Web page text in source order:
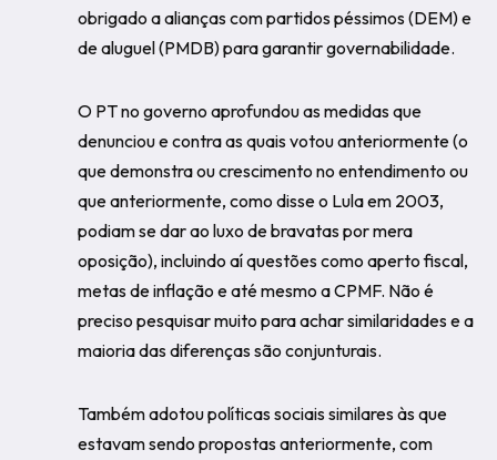
obrigado a alianças com partidos péssimos (DEM) e
de aluguel (PMDB) para garantir governabilidade.
O PT no governo aprofundou as medidas que
denunciou e contra as quais votou anteriormente (o
que demonstra ou crescimento no entendimento ou
que anteriormente, como disse o Lula em 2003,
podiam se dar ao luxo de bravatas por mera
oposição), incluindo aí questões como aperto fiscal,
metas de inflação e até mesmo a CPMF. Não é
preciso pesquisar muito para achar similaridades e a
maioria das diferenças são conjunturais.
Também adotou políticas sociais similares às que
estavam sendo propostas anteriormente, com